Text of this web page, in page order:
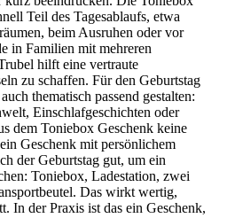
Teil des Tagesablaufs, etwa
beim Ausruhen oder vor
in Familien mit mehreren
hilft eine vertraute
zu schaffen. Für den Geburtstag
thematisch passend gestalten:
Einschlafgeschichten oder
dem Toniebox Geschenk keine
Geschenk mit persönlichem
der Geburtstag gut, um ein
Toniebox, Ladestation, zwei
Das wirkt wertig,
In der Praxis ist das ein Geschenk,